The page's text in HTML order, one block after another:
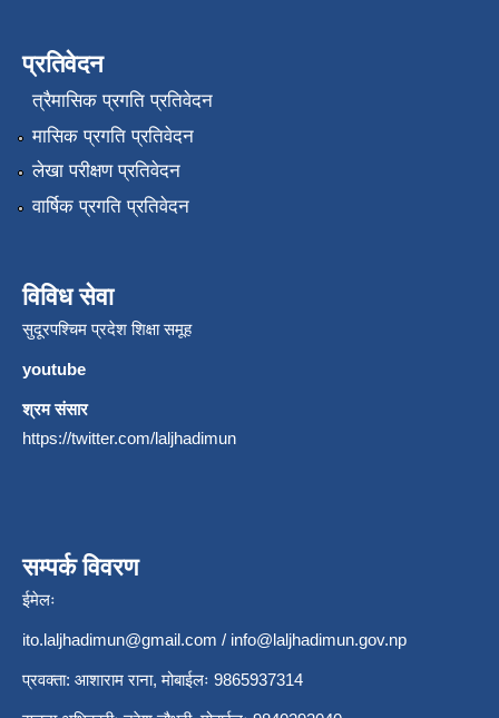
प्रतिवेदन
त्रैमासिक प्रगति प्रतिवेदन
मासिक प्रगति प्रतिवेदन
लेखा परीक्षण प्रतिवेदन
वार्षिक प्रगति प्रतिवेदन
विविध सेवा
सुदूरपश्चिम प्रदेश शिक्षा समूह
youtube
श्रम संसार
https://twitter.com/laljhadimun
सम्पर्क विवरण
ईमेलः
ito.laljhadimun@gmail.com / info@laljhadimun.gov.np
प्रवक्ता: आशाराम राना, मोबाईलः 9865937314